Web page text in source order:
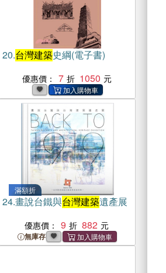
20.台灣建築史綱(電子書)
優惠價： 7 1050
滿額折
24.畫說台鐵與台灣建築遺產展
優惠價： 9 882
無庫存